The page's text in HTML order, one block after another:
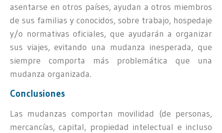
asentarse en otros países, ayudan a otros miembros
de sus familias y conocidos, sobre trabajo, hospedaje
y/o normativas oficiales, que ayudarán a organizar
sus viajes, evitando una mudanza inesperada, que
siempre comporta más problemática que una
mudanza organizada.
Conclusiones
Las mudanzas comportan movilidad (de personas,
mercancías, capital, propiedad intelectual e incluso